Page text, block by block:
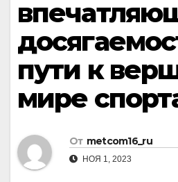
пути к
мире
От metcom16_ru
НОЯ 1, 2023